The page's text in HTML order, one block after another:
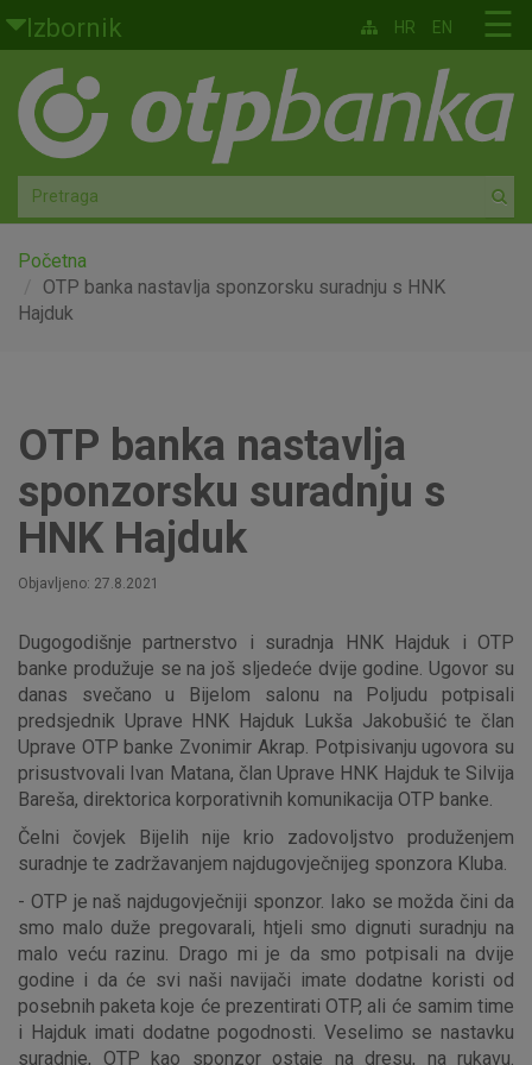
Skoči na glavni sadržaj
Izbornik
Građani
Privatno bankarstvo
Agro
Mala poduzeća i obrtnici
Srednja i velika poduzeća
Faktoring
O nama
☰
HR EN
Početna
OTP banka nastavlja sponzorsku suradnju s HNK
Hajduk
OTP banka nastavlja
sponzorsku suradnju s
HNK Hajduk
Objavljeno: 27.8.2021
Dugogodišnje partnerstvo i suradnja HNK Hajduk i OTP
banke produžuje se na još sljedeće dvije godine. Ugovor su
danas svečano u Bijelom salonu na Poljudu potpisali
predsjednik Uprave HNK Hajduk Lukša Jakobušić te član
Uprave OTP banke Zvonimir Akrap. Potpisivanju ugovora su
prisustvovali Ivan Matana, član Uprave HNK Hajduk te Silvija
Bareša, direktorica korporativnih komunikacija OTP banke.
Čelni čovjek Bijelih nije krio zadovoljstvo produženjem
suradnje te zadržavanjem najdugovječnijeg sponzora Kluba.
- OTP je naš najdugovječniji sponzor. Iako se možda čini da
smo malo duže pregovarali, htjeli smo dignuti suradnju na
malo veću razinu. Drago mi je da smo potpisali na dvije
godine i da će svi naši navijači imate dodatne koristi od
posebnih paketa koje će prezentirati OTP, ali će samim time
i Hajduk imati dodatne pogodnosti. Veselimo se nastavku
suradnje, OTP kao sponzor ostaje na dresu, na rukavu.